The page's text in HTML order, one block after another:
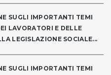
SUGLI IMPORTANTI TEMI
LAVORATORI E DELLE
LEGISLAZIONE SOCIALE...
SUGLI IMPORTANTI TEMI